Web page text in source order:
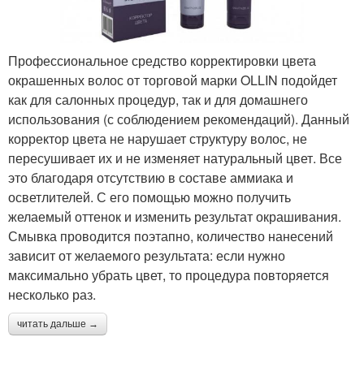
Профессиональное средство корректировки цвета
окрашенных волос от торговой марки OLLIN подойдет
как для салонных процедур, так и для домашнего
использования (с соблюдением рекомендаций). Данный
корректор цвета не нарушает структуру волос, не
пересушивает их и не изменяет натуральный цвет. Все
это благодаря отсутствию в составе аммиака и
осветлителей. С его помощью можно получить
желаемый оттенок и изменить результат окрашивания.
Смывка проводится поэтапно, количество нанесений
зависит от желаемого результата: если нужно
максимально убрать цвет, то процедура повторяется
несколько раз.
читать дальше →